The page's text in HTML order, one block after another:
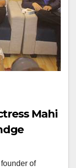
Mahi
of